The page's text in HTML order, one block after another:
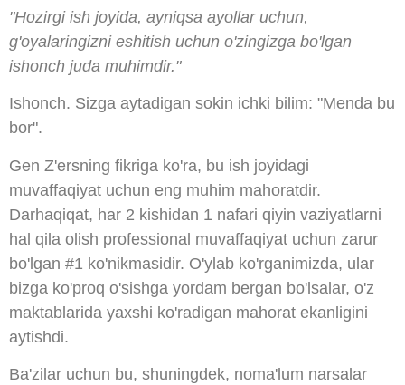
"Hozirgi ish joyida, ayniqsa ayollar uchun,
g'oyalaringizni eshitish uchun o'zingizga bo'lgan
ishonch juda muhimdir."
Ishonch. Sizga aytadigan sokin ichki bilim: "Menda bu
bor".
Gen Z'ersning fikriga ko'ra, bu ish joyidagi
muvaffaqiyat uchun eng muhim mahoratdir.
Darhaqiqat, har 2 kishidan 1 nafari qiyin vaziyatlarni
hal qila olish professional muvaffaqiyat uchun zarur
bo'lgan #1 ko'nikmasidir. O'ylab ko'rganimizda, ular
bizga ko'proq o'sishga yordam bergan bo'lsalar, o'z
maktablarida yaxshi ko'radigan mahorat ekanligini
aytishdi.
Ba'zilar uchun bu, shuningdek, noma'lum narsalar